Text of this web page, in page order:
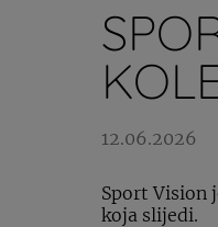
12.06.2026
Sport Vision
koja slijedi.